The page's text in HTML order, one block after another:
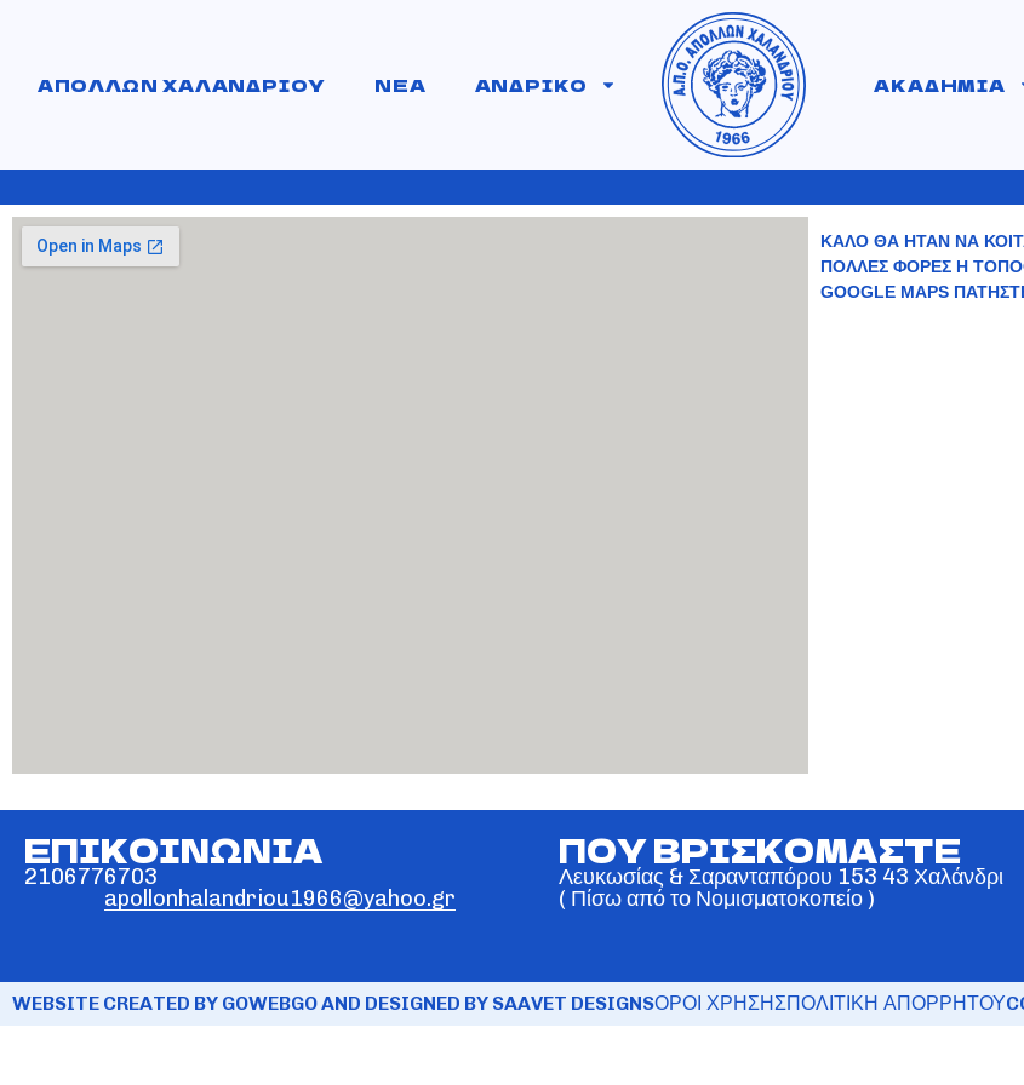
ΑΠΟΛΛΩΝ ΧΑΛΑΝΔΡΙΟΥ ΝΕΑ ΑΝΔΡΙΚΟ ΑΚΑΔΗΜΙΑ
ΚΑΛΟ ΘΑ ΗΤΑΝ ΝΑ
ΠΟΛΛΕΣ ΦΟΡΕΣ Η
GOOGLE MAPS
ΕΠΙΚΟΙΝΩΝΙΑ
2106776703
apollonhalandriou1966@yahoo.gr
ΠΟΥ ΒΡΙΣΚΟΜΑΣΤΕ
Λευκωσίας & Σαρανταπόρου 153 43 Χαλάνδρι
( Πίσω από το Νομισματοκοπείο )
WEBSITE CREATED BY GOWEBGO AND DESIGNED BY SAAVET DESIGNSΟΡΟΙ ΧΡΗΣΗΣΠΟΛΙΤΙΚΗ ΑΠΟΡΡΗΤΟΥ